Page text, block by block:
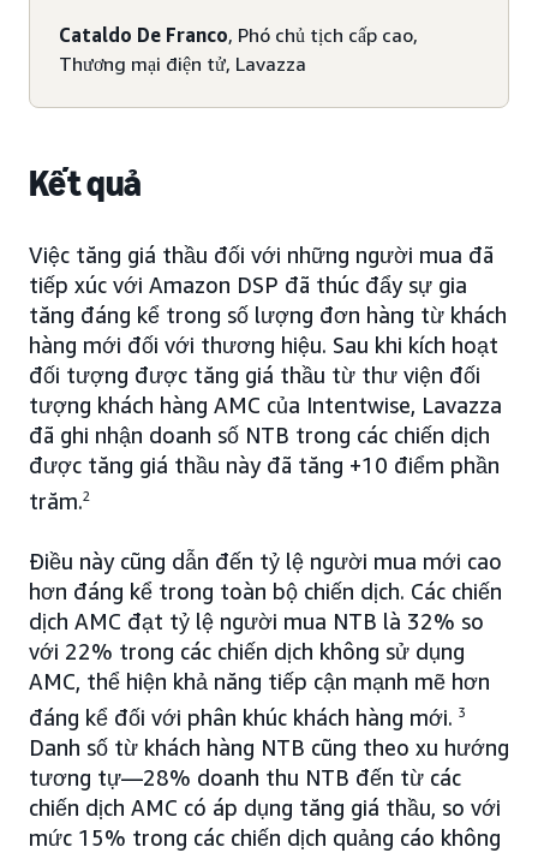
Cataldo De Franco, Phó chủ tịch cấp cao,
Thương mại điện tử, Lavazza
Kết quả
Việc tăng giá thầu đối với những người mua đã
tiếp xúc với Amazon DSP đã thúc đẩy sự gia
tăng đáng kể trong số lượng đơn hàng từ khách
hàng mới đối với thương hiệu. Sau khi kích hoạt
đối tượng được tăng giá thầu từ thư viện đối
tượng khách hàng AMC của Intentwise, Lavazza
đã ghi nhận doanh số NTB trong các chiến dịch
được tăng giá thầu này đã tăng +10 điểm phần
trăm.2
Điều này cũng dẫn đến tỷ lệ người mua mới cao
hơn đáng kể trong toàn bộ chiến dịch. Các chiến
dịch AMC đạt tỷ lệ người mua NTB là 32% so
với 22% trong các chiến dịch không sử dụng
AMC, thể hiện khả năng tiếp cận mạnh mẽ hơn
đáng kể đối với phân khúc khách hàng mới. 3
Danh số từ khách hàng NTB cũng theo xu hướng
tương tự—28% doanh thu NTB đến từ các
chiến dịch AMC có áp dụng tăng giá thầu, so với
mức 15% trong các chiến dịch quảng cáo không